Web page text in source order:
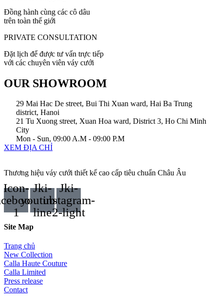
Đồng hành cùng các cô dâu
trên toàn thế giới
PRIVATE CONSULTATION
Đặt lịch để được tư vấn trực tiếp
với các chuyên viên váy cưới
OUR SHOWROOM
29 Mai Hac De street, Bui Thi Xuan ward, Hai Ba Trung
district, Hanoi
21 Tu Xuong street, Xuan Hoa ward, District 3, Ho Chi Minh
City
Mon - Sun, 09:00 A.M - 09:00 P.M
XEM ĐỊA CHỈ
Thương hiệu váy cưới thiết kế cao cấp tiêu chuẩn Châu Âu
Icon-
1
Jki-
youtube-
line
Jki-
instagram-
2-light
Site Map
Trang chủ
New Collection
Calla Haute Couture
Calla Limited
Press release
Contact